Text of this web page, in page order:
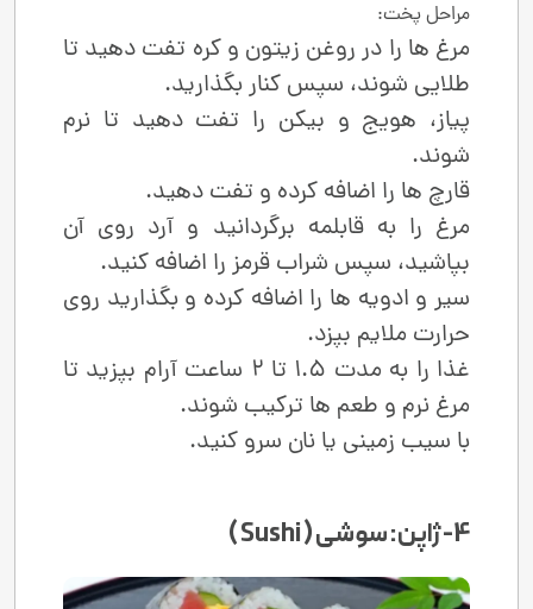
مراحل پخت:
مرغ‌ ها را در روغن زیتون و کره تفت دهید تا
طلایی شوند، سپس کنار بگذارید.
پیاز، هویج و بیکن را تفت دهید تا نرم
شوند.
قارچ‌ ها را اضافه کرده و تفت دهید.
مرغ را به قابلمه برگردانید و آرد روی آن
بپاشید، سپس شراب قرمز را اضافه کنید.
سیر و ادویه ‌ها را اضافه کرده و بگذارید روی
حرارت ملایم بپزد.
غذا را به مدت 1.5 تا 2 ساعت آرام بپزید تا
مرغ نرم و طعم ‌ها ترکیب شوند.
با سیب ‌زمینی یا نان سرو کنید.
4- ژاپن: سوشی ( Sushi )